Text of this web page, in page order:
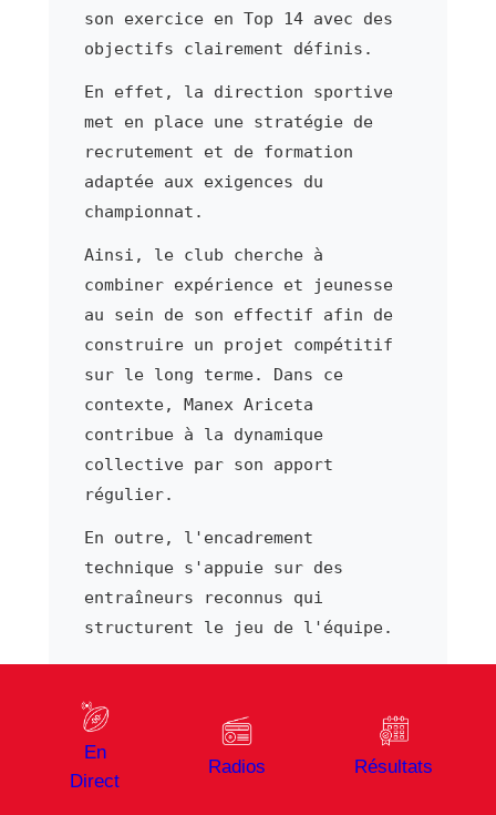
son exercice en Top 14 avec des
objectifs clairement définis.
En effet, la direction sportive
met en place une stratégie de
recrutement et de formation
adaptée aux exigences du
championnat.
Ainsi, le club cherche à
combiner expérience et jeunesse
au sein de son effectif afin de
construire un projet compétitif
sur le long terme. Dans ce
contexte, Manex Ariceta
contribue à la dynamique
collective par son apport
régulier.
En outre, l'encadrement
technique s'appuie sur des
entraîneurs reconnus qui
structurent le jeu de l'équipe.
Notamment, la formation reste au
cœur du projet sportif, avec un
centre qui alimente
régulièrement l'équipe première
en jeunes talents.
En
Direct
Radios Résultats